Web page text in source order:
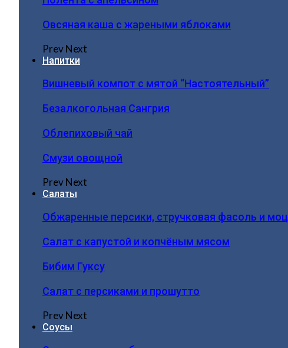
Овсяная каша с жареными яблоками
PrevNext
Напитки
Вишневый компот с мятой “Настоятельный”
Безалкогольная Сангрия
Облепиховый чай
Смузи овощной
PrevNext
Салаты
Обжаренные персики, стручковая фасоль и
Салат с капустой и копчёным мясом
Бибим Гуксу
Салат с персиками и прошутто
PrevNext
Соусы